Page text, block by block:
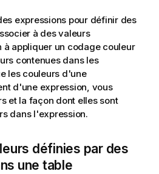
expressions pour définir des
à des valeurs
appliquer un codage couleur
contenues dans les
les couleurs d'une
d'une expression, vous
et la façon dont elles sont
dans l'expression.
définies par des
une table